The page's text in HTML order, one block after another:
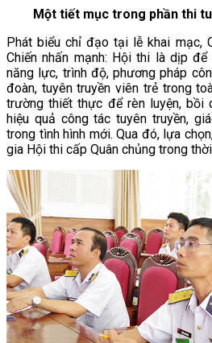
Một tiết mục trong phần thi
Phát biểu chỉ đạo tại lễ khai mạc,
Chiến nhấn mạnh: Hội thi là dịp
năng lực, trình độ, phương pháp
đoàn, tuyên truyền viên trẻ trong
trường thiết thực để rèn luyện, bồi
hiệu quả công tác tuyên truyền,
trong tình hình mới. Qua đó, lựa
gia Hội thi cấp Quân chủng trong